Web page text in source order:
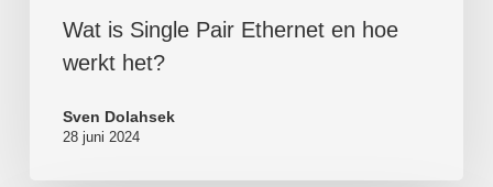
Wat is Single Pair Ethernet en hoe
werkt het?
Sven Dolahsek
28 juni 2024